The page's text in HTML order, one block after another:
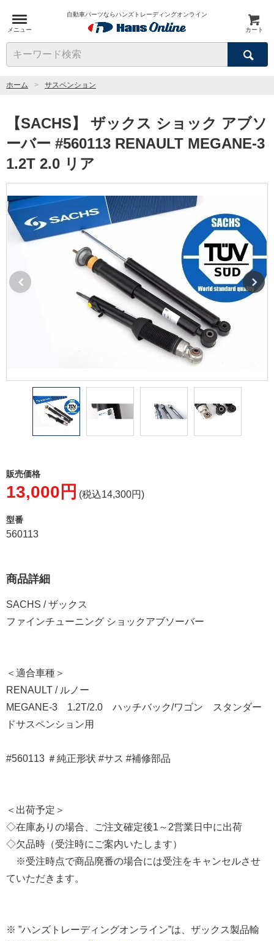
メニュー
自動車パーツならハンズトレーディングオンライン
カート
キーワード検索 検索
ホーム サスペンション
【SACHS】 ザックス ショック アブソ
ーバー #560113 RENAULT MEGANE-3
1.2T 2.0 リア
販売価格
13,000円 (税込14,300円)
型番
560113
商品詳細
SACHS / ザックス
ファインチューニング ショックアブソーバー
＜適合車種＞
RENAULT / ルノー
MEGANE-3 1.2T/2.0 ハッチバック/ワゴン スタンダー
ドサスペンション用
#560113 ＃純正形状 #サス #補修部品
＜出荷予定＞
◇在庫ありの場合、ご注文確定後1～2営業日中に出荷
◇欠品時（受注時にご案内いたします）
※受注時点で商品廃番の場合には受注をキャンセルさせ
ていただきます。
※ ”ハンズトレーディングオンライン”は、ザックス製品輸